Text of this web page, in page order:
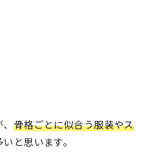
骨格ごとに似合う服装やス
と思います。